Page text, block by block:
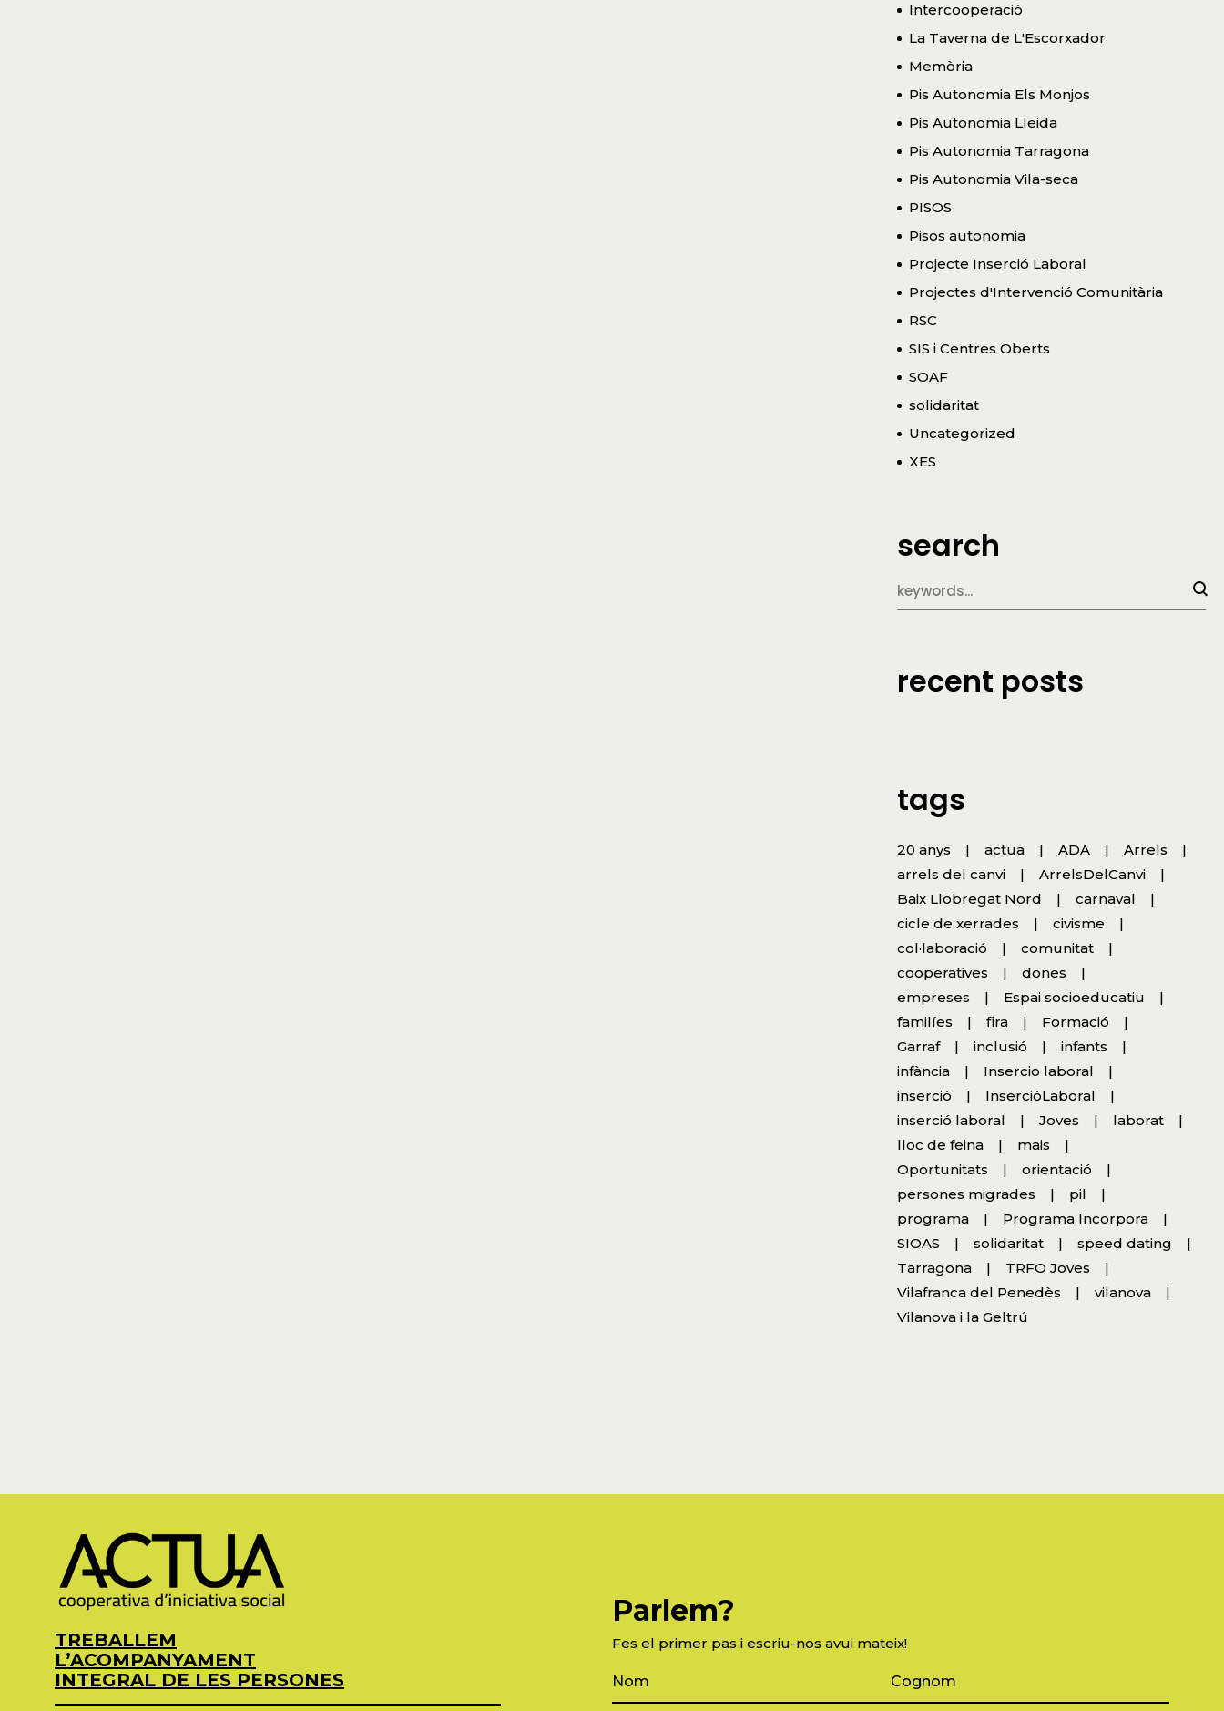
Intercooperació
La Taverna de L'Escorxador
Memòria
Pis Autonomia Els Monjos
Pis Autonomia Lleida
Pis Autonomia Tarragona
Pis Autonomia Vila-seca
PISOS
Pisos autonomia
Projecte Inserció Laboral
Projectes d'Intervenció Comunitària
RSC
SIS i Centres Oberts
SOAF
solidaritat
Uncategorized
XES
search
recent posts
tags
20 anys actua ADA
Arrels
arrels del canvi
ArrelsDelCanvi
Baix Llobregat Nord
carnaval
cicle de xerrades
civisme
col·laboració
comunitat
cooperatives
dones
empreses
Espai socioeducatiu
familíes
fira
Formació
Garraf
inclusió
infants
infància
Insercio laboral
inserció
InsercióLaboral
inserció laboral
Joves
laborat
lloc de feina
mais
Oportunitats
orientació
persones migrades
pil
programa
Programa Incorpora
SIOAS
solidaritat
speed dating
Tarragona
TRFO Joves
Vilafranca del Penedès
vilanova
Vilanova i la Geltrú
TREBALLEM
L’ACOMPANYAMENT
INTEGRAL DE LES PERSONES
Parlem?
Fes el primer pas i escriu-nos avui mateix!